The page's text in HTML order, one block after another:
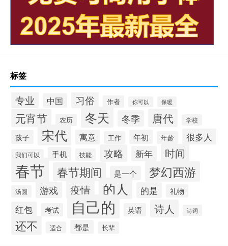
标签
专业 中国 习俗 作者 你可以 保暖
元宵节 农历 冬天 冬季 唐代 学校
孩子 宋代 寓意 工作 年初 年龄 很多人
我们可以 手机 技能 攻略 新年 时间
春节 春节期间 是一个 梦幻西游
汤圆 游戏 疫情 的人 的是 礼物
红包 考试 自己的 英语 诗人 诗词
还不 适合 都是 长辈